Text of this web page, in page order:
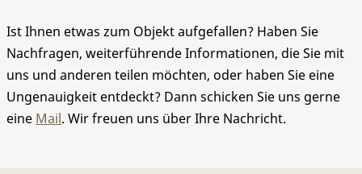
Ist Ihnen etwas zum Objekt aufgefallen? Haben Sie
Nachfragen, weiterführende Informationen, die Sie mit
uns und anderen teilen möchten, oder haben Sie eine
Ungenauigkeit entdeckt? Dann schicken Sie uns gerne
eine Mail. Wir freuen uns über Ihre Nachricht.